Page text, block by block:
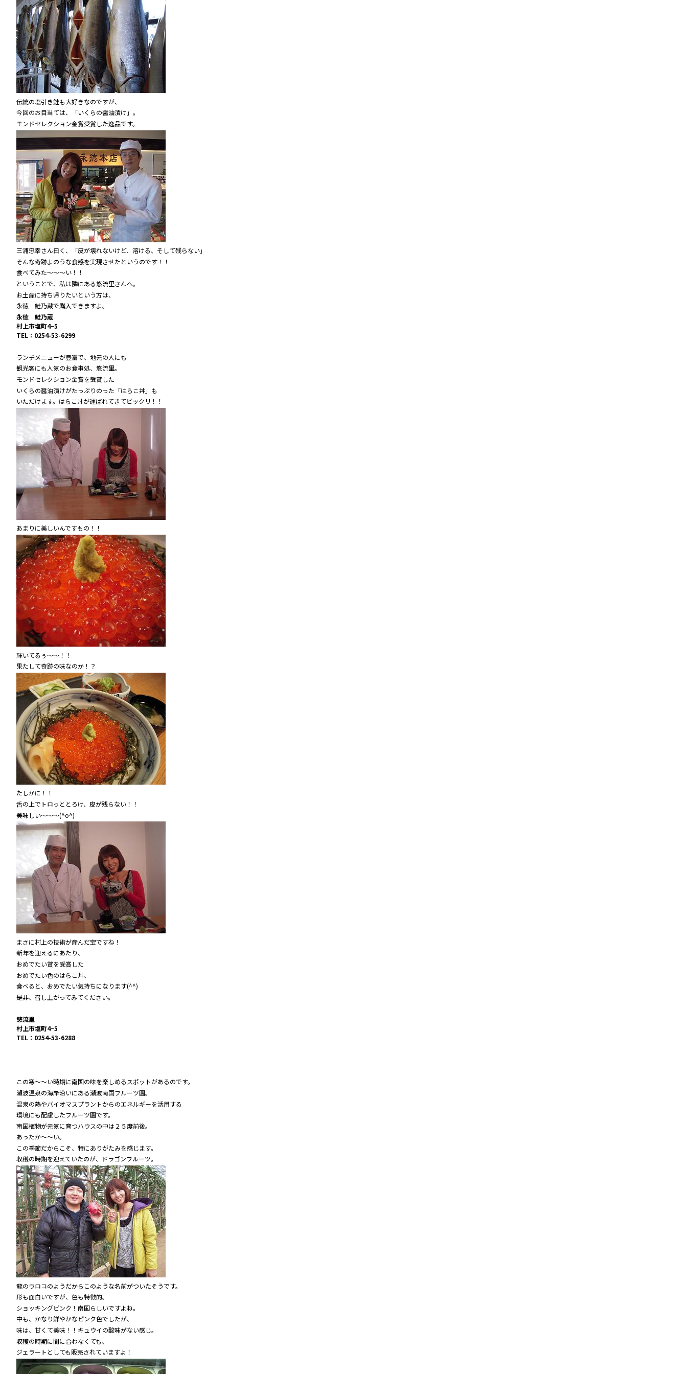
伝統の塩引き鮭も大好きなのですが、
今回のお目当ては、「いくらの醤油漬け」。
モンドセレクション金賞受賞した逸品です。
三浦忠幸さん曰く、「皮が壊れないけど、溶ける、そして残らない」
そんな奇跡よのうな食感を実現させたというのです！！
食べてみた～～～い！！
ということで、私は隣にある悠流里さんへ。
お土産に持ち帰りたいという方は、
永徳 鮭乃蔵で購入できますよ。
永徳 鮭乃蔵
村上市塩町4−5
TEL：0254-53-6299
ランチメニューが豊富で、地元の人にも
観光客にも人気のお食事処、悠流里。
モンドセレクション金賞を受賞した
いくらの醤油漬けがたっぷりのった「はらこ丼」も
いただけます。はらこ丼が運ばれてきてビックリ！！
あまりに美しいんですもの！！
輝いてるぅ～～！！
果たして奇跡の味なのか！？
たしかに！！
舌の上でトロっととろけ、皮が残らない！！
美味しい～～～(^o^)
まさに村上の技術が産んだ宝ですね！
新年を迎えるにあたり、
おめでたい賞を受賞した
おめでたい色のはらこ丼、
食べると、おめでたい気持ちになります(^^)
是非、召し上がってみてください。
悠流里
村上市塩町4−5
TEL：0254-53-6288
この寒～～い時期に南国の味を楽しめるスポットがあるのです。
瀬波温泉の海岸沿いにある瀬波南国フルーツ園。
温泉の熱やバイオマスプラントからのエネルギーを活用する
環境にも配慮したフルーツ園です。
南国植物が元気に育つハウスの中は２５度前後。
あったか～～い。
この季節だからこそ、特にありがたみを感じます。
収穫の時期を迎えていたのが、ドラゴンフルーツ。
龍のウロコのようだからこのような名前がついたそうです。
形も面白いですが、色も特徴的。
ショッキングピンク！南国らしいですよね。
中も、かなり鮮やかなピンク色でしたが、
味は、甘くて美味！！キュウイの酸味がない感じ。
収穫の時期に間に合わなくても、
ジェラートとしても販売されていますよ！